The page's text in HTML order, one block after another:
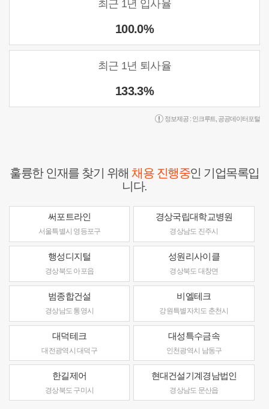
최근 1년 입사율
100.0%
최근 1년 퇴사율
133.3%
정보제공 : 인크루트 공공데이터포털
훌륭한 인재를 찾기 위해채용 진행중인 기업목록입
니다.
써포트라인
서울특별시 영등포구
경상국립대학교병원
경상남도 진주시
행성디지털
경상북도 아포읍
성원리사이클
경상북도 대창면
범종합건설
경상남도 통영시
비엘테크
강원특별자치도 춘천시
대덕테크
대전광역시 대덕구
대성특수금속
인천광역시 남동구
한길제어
경상북도 구미시
현대건설기계경남법인
경상남도 문산읍